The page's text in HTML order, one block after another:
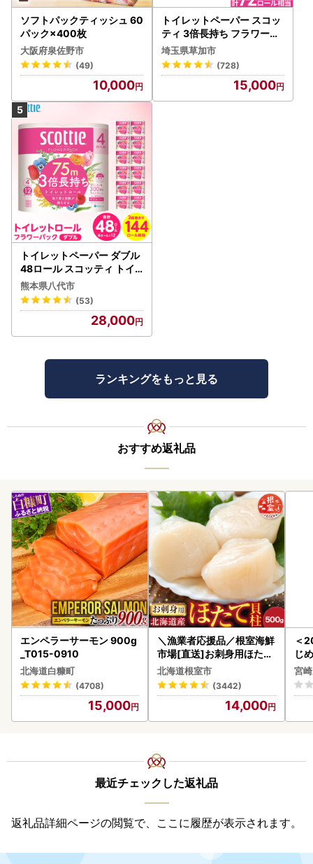
ソフトパックティッシュ 60
パック×400枚
大阪府泉佐野市
(49)
10,000
トイレットペーパー スコッ
ティ 3倍長持ち フラワーパ
ック 4ロール×6P
埼玉県草加市
(728)
15,000
トイレットペーパー ダブル
48ロール スコッティ トイ
レット
熊本県八代市
(53)
28,000
ランキングをもっと見る
おすすめ返礼品
エンペラーサーモン 900g
_T015-0910
北海道白糠町
(4708)
15,000
＼漁業者応援品／根室海鮮
市場[直送]お刺身用ほたて
貝柱500g A-28002
北海道根室市
(3442)
14,000
＜
じ
ロ
宮
最近チェックした返礼品
返礼品詳細ページの閲覧で、ここに履歴が表示されます。